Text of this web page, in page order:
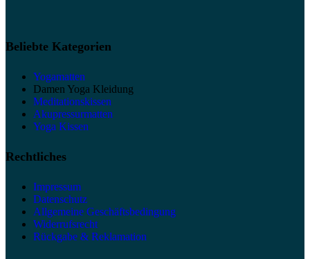
Beliebte Kategorien
Yogamatten
Damen Yoga Kleidung
Meditationskissen
Akupressurmatten
Yoga Kissen
Rechtliches
Impressum
Datenschutz
Allgemeine Geschäftsbedingung
Widerrufsrecht
Rückgabe & Reklamation